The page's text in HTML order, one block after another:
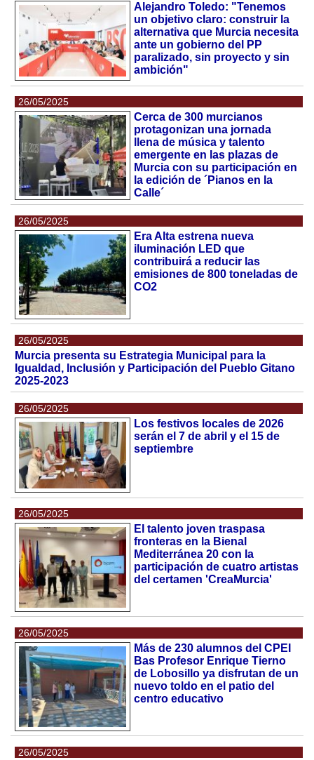
Alejandro Toledo: "Tenemos
un objetivo claro: construir la
alternativa que Murcia necesita
ante un gobierno del PP
paralizado, sin proyecto y sin
ambición"
26/05/2025
Cerca de 300 murcianos
protagonizan una jornada
llena de música y talento
emergente en las plazas de
Murcia con su participación en
la edición de ´Pianos en la
Calle´
26/05/2025
Era Alta estrena nueva
iluminación LED que
contribuirá a reducir las
emisiones de 800 toneladas de
CO2
26/05/2025
Murcia presenta su Estrategia Municipal para la
Igualdad, Inclusión y Participación del Pueblo Gitano
2025-2023
26/05/2025
Los festivos locales de 2026
serán el 7 de abril y el 15 de
septiembre
26/05/2025
El talento joven traspasa
fronteras en la Bienal
Mediterránea 20 con la
participación de cuatro artistas
del certamen 'CreaMurcia'
26/05/2025
Más de 230 alumnos del CPEI
Bas Profesor Enrique Tierno
de Lobosillo ya disfrutan de un
nuevo toldo en el patio del
centro educativo
26/05/2025